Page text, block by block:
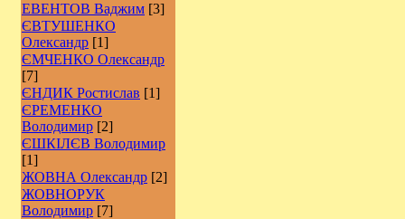
ЕВЕНТОВ Ваджим [3]
ЄВТУШЕНКО
Олександр [1]
ЄМЧЕНКО Олександр
[7]
ЄНДИК Ростислав [1]
ЄРЕМЕНКО
Володимир [2]
ЄШКІЛЄВ Володимир
[1]
ЖОВНА Олександр [2]
ЖОВНОРУК
Володимир [7]